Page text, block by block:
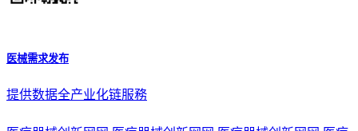
医械需求发布
提供数据全产业化链服務